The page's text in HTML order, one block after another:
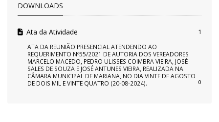
DOWNLOADS
Ata da Atividade 1
ATA DA REUNIÃO PRESENCIAL ATENDENDO AO
REQUERIMENTO Nº55/2021 DE AUTORIA DOS VEREADORES
MARCELO MACEDO, PEDRO ULISSES COIMBRA VIEIRA, JOSÉ
SALES DE SOUZA E JOSÉ ANTUNES VIEIRA, REALIZADA NA
CÂMARA MUNICIPAL DE MARIANA, NO DIA VINTE DE AGOSTO
DE DOIS MIL E VINTE QUATRO (20-08-2024).
0